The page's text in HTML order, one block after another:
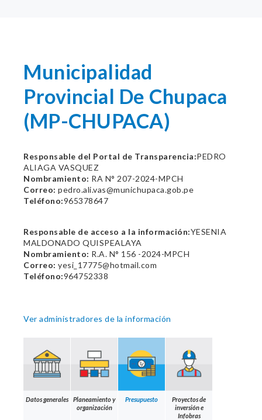
Municipalidad
Provincial De Chupaca
(MP-CHUPACA)
Responsable del Portal de Transparencia:PEDRO
ALIAGA VASQUEZ
Nombramiento: RA N° 207-2024-MPCH
Correo: pedro.ali.vas@munichupaca.gob.pe
Teléfono:965378647
Responsable de acceso a la información:YESENIA
MALDONADO QUISPEALAYA
Nombramiento: R.A. N° 156 -2024-MPCH
Correo: yesi_17775@hotmail.com
Teléfono:964752338
Ver administradores de la información
Datos generales
Planeamiento y
organización
Presupuesto
Proyectos de
inversión e
Infobras